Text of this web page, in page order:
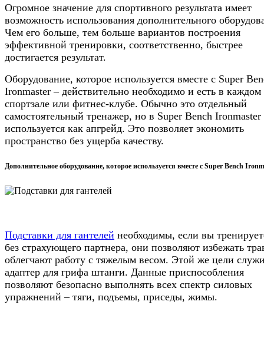
Огромное значение для спортивного результата имеет
возможность использования дополнительного
Чем его больше, тем больше вариантов построения
эффективной тренировки, соответственно, быстрее
достигается результат.
Оборудование, которое используется вместе с Super
Ironmaster – действительно необходимо и есть в каждом
спортзале или фитнес-клубе. Обычно это отдельный
самостоятельный тренажер, но в Super Bench Ironmaster
используется как апгрейд. Это позволяет экономить
пространство без ущерба качеству.
Дополнительное оборудование, которое используется вместе с Super Bench
Подставки для гантелей необходимы, если вы
без страхующего партнера, они позволяют избежать
облегчают работу с тяжелым весом. Этой же цели
адаптер для грифа штанги. Данные приспособления
позволяют безопасно выполнять всех спектр силовых
упражнений – тяги, подъемы, приседы, жимы.